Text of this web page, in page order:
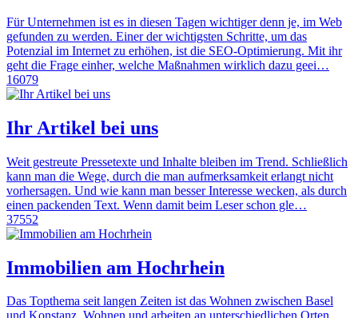
Für Unternehmen ist es in diesen Tagen wichtiger denn je, im Web
gefunden zu werden. Einer der wichtigsten Schritte, um das
Potenzial im Internet zu erhöhen, ist die SEO-Optimierung. Mit ihr
geht die Frage einher, welche Maßnahmen wirklich dazu geei…
16079
Ihr Artikel bei uns
Weit gestreute Pressetexte und Inhalte bleiben im Trend. Schließlich
kann man die Wege, durch die man aufmerksamkeit erlangt nicht
vorhersagen. Und wie kann man besser Interesse wecken, als durch
einen packenden Text. Wenn damit beim Leser schon gle…
37552
Immobilien am Hochrhein
Das Topthema seit langen Zeiten ist das Wohnen zwischen Basel